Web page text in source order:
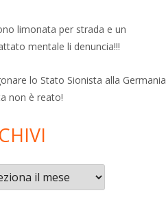
limonata per strada e un
mentale li denuncia!!!
lo Stato Sionista alla Germania
non è reato!